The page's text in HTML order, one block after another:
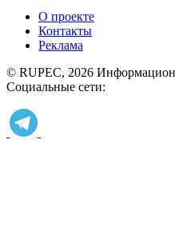
О проекте
Контакты
Реклама
© RUPEC, 2026
Социальные сети: